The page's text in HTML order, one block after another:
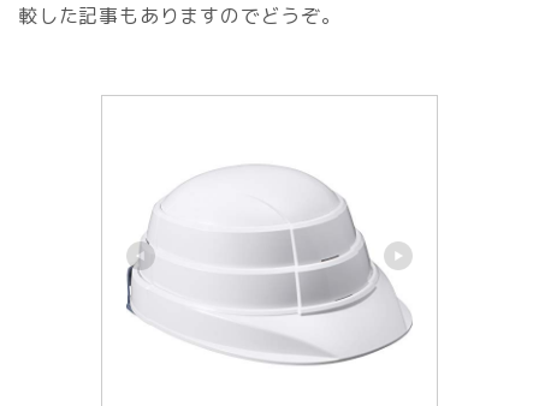
較した記事もありますのでどうぞ。